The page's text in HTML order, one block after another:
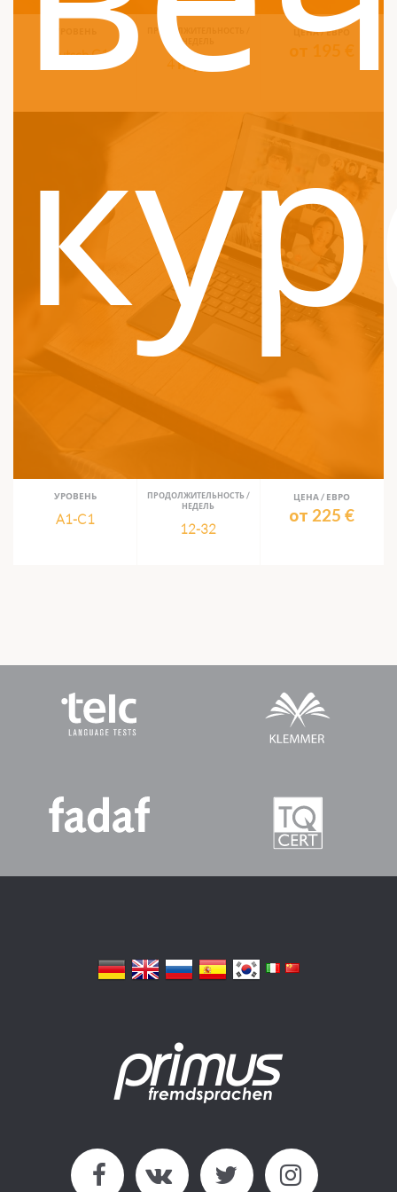
Deutsch C1
ПРОДОЛЖИТЕЛЬНОСТЬ /
НЕДЕЛЬ
4 недели
ЦЕНА / ЕВРО
от 195 €
УРОВЕНЬ
A1-C1
ПРОДОЛЖИТЕЛЬНОСТЬ /
НЕДЕЛЬ
12-32
ЦЕНА / ЕВРО
от 225 €